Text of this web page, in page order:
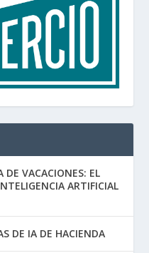
DE VACACIONES: EL
ARTIFICIAL
DE IA DE HACIENDA